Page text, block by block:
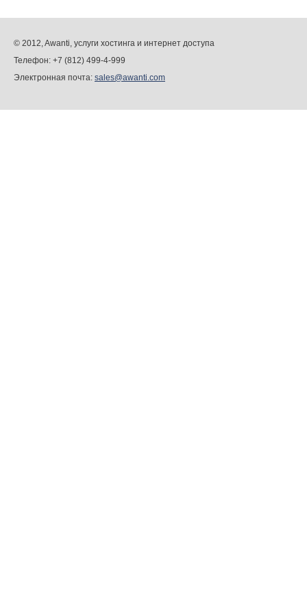
© 2012, Awanti, услуги хостинга и интернет доступа
Телефон: +7 (812) 499-4-999
Электронная почта: sales@awanti.com